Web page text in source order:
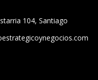
104, Santiago